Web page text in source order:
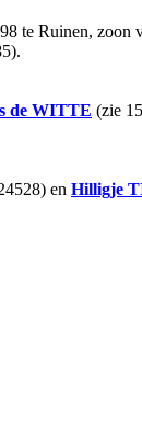
te Ruinen, zoon
de WITTE (zie
en Hilligje